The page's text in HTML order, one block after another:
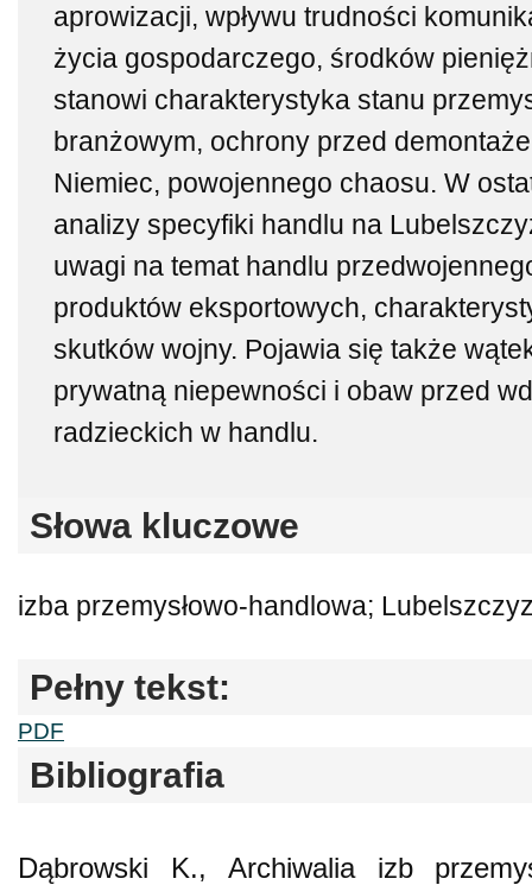
aprowizacji, wpływu trudności
życia gospodarczego, środków
stanowi charakterystyka stanu
branżowym, ochrony przed
Niemiec, powojennego chaosu. W
analizy specyfiki handlu na
uwagi na temat handlu
produktów eksportowych,
skutków wojny. Pojawia się także
prywatną niepewności i obaw przed
radzieckich w handlu.
Słowa kluczowe
izba przemysłowo-handlowa;
Pełny tekst:
PDF
Bibliografia
Dąbrowski K., Archiwalia izb